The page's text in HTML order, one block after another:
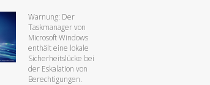
Warnung: Der
Taskmanager von
Microsoft Windows
enthält eine lokale
Sicherheitslücke bei
der Eskalation von
Berechtigungen.